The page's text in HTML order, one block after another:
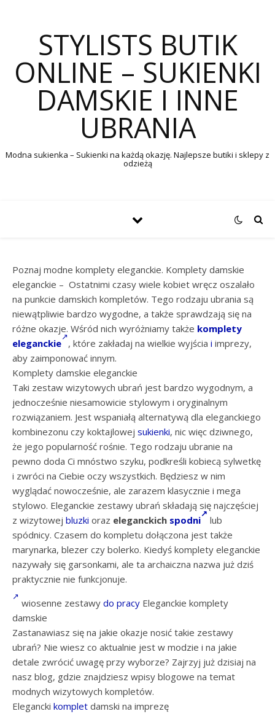
STYLISTS BUTIK
ONLINE – SUKIENKI
DAMSKIE I INNE
UBRANIA
Modna sukienka – Sukienki na każdą okazję. Najlepsze butiki i sklepy z
odzieżą
Poznaj modne komplety eleganckie. Komplety damskie
eleganckie – Ostatnimi czasy wiele kobiet wręcz oszalało
na punkcie damskich kompletów. Tego rodzaju ubrania są
niewątpliwie bardzo wygodne, a także sprawdzają się na
różne okazje. Wśród nich wyróżniamy także komplety
eleganckie , które zakładaj na wielkie wyjścia i imprezy,
aby zaimponować innym.
Komplety damskie eleganckie
Taki zestaw wizytowych ubrań jest bardzo wygodnym, a
jednocześnie niesamowicie stylowym i oryginalnym
rozwiązaniem. Jest wspaniałą alternatywą dla eleganckiego
kombinezonu czy koktajlowej sukienki, nic więc dziwnego,
że jego popularność rośnie. Tego rodzaju ubranie na
pewno doda Ci mnóstwo szyku, podkreśli kobiecą sylwetkę
i zwróci na Ciebie oczy wszystkich. Będziesz w nim
wyglądać nowocześnie, ale zarazem klasycznie i mega
stylowo. Eleganckie zestawy ubrań składają się najczęściej
z wizytowej bluzki oraz eleganckich spodni
lub
spódnicy. Czasem do kompletu dołączona jest także
marynarka, blezer czy bolerko. Kiedyś komplety eleganckie
nazywały się garsonkami, ale ta archaiczna nazwa już dziś
praktycznie nie funkcjonuje.
wiosenne zestawy do pracy Eleganckie komplety
damskie
Zastanawiasz się na jakie okazje nosić takie zestawy
ubrań? Nie wiesz co aktualnie jest w modzie i na jakie
detale zwrócić uwagę przy wyborze? Zajrzyj już dzisiaj na
nasz blog, gdzie znajdziesz wpisy blogowe na temat
modnych wizytowych kompletów.
Elegancki komplet damski na imprezę